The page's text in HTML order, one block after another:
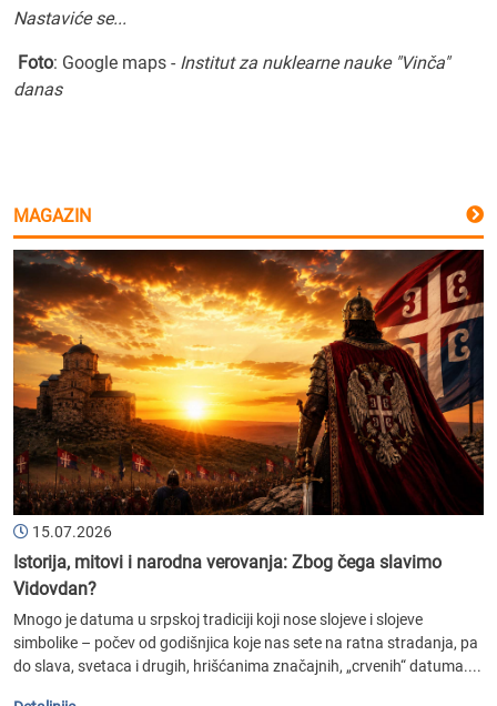
Nastaviće se...
Foto: Google maps - Institut za nuklearne nauke "Vinča"
danas
MAGAZIN
15.07.2026
Istorija, mitovi i narodna verovanja: Zbog čega slavimo
Vidovdan?
Mnogo je datuma u srpskoj tradiciji koji nose slojeve i slojeve
simbolike – počev od godišnjica koje nas sete na ratna stradanja, pa
do slava, svetaca i drugih, hrišćanima značajnih, „crvenih“ datuma....